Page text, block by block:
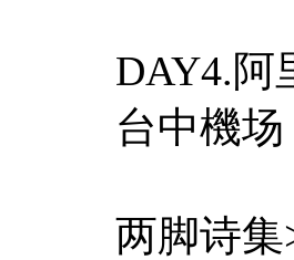
DAY4.阿
台中機场
两脚诗集